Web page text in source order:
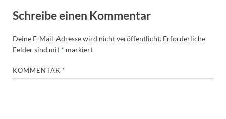
Schreibe einen Kommentar
Deine E-Mail-Adresse wird nicht veröffentlicht. Erforderliche
Felder sind mit * markiert
KOMMENTAR*